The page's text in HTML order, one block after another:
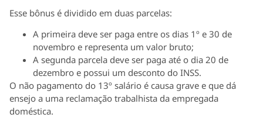
Esse bônus é dividido em duas parcelas:
A primeira deve ser paga entre os dias 1º e 30 de
novembro e representa um valor bruto;
A segunda parcela deve ser paga até o dia 20 de
dezembro e possui um desconto do INSS.
O não pagamento do 13º salário é causa grave e que dá
ensejo a uma reclamação trabalhista da empregada
doméstica.